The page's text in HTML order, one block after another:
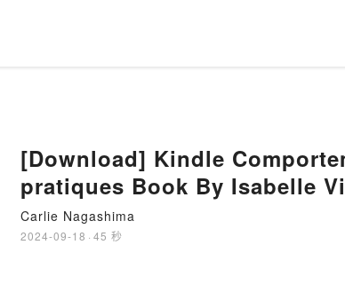
[Download] Kindle
pratiques Book By Isabelle
Carlie Nagashima
2024-09-18 · 45 秒